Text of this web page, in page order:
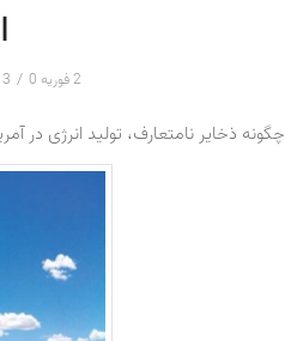
2 فوریه 2013 / 0 دیدگاه
چگونه ذخایر نامتعارف، تولید انرژی در